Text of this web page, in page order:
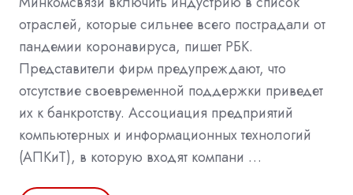
отраслей, которые сильнее всего пострадали от
пандемии коронавируса, пишет РБК.
Представители фирм предупреждают, что
отсутствие своевременной поддержки приведет
их к банкротству. Ассоциация предприятий
компьютерных и информационных технологий
(АПКиТ), в которую входят компани …